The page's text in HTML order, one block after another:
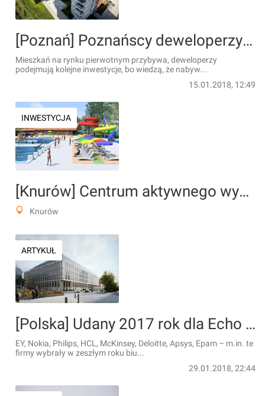
[Poznań] Poznańscy deweloperzy oceniają 2017 rok na rynku pierwotnym
Mieszkań na rynku pierwotnym przybywa, deweloperzy
podejmują kolejne inwestycje, bo wiedzą, że nabyw...
15.01.2018, 12:49
INWESTYCJA
[Knurów] Centrum aktywnego wypoczynku przez cały rok
Knurów
ARTYKUŁ
[Polska] Udany 2017 rok dla Echo Investment w sektorze biurowym
EY, Nokia, Philips, HCL, McKinsey, Deloitte, Apsys, Epam – m.in. te
firmy wybrały w zeszłym roku biu...
29.01.2018, 22:44